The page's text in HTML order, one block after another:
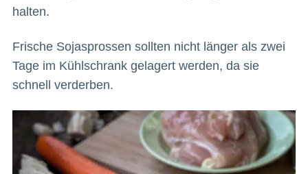
halten.
Frische Sojasprossen sollten nicht länger als zwei
Tage im Kühlschrank gelagert werden, da sie
schnell verderben.